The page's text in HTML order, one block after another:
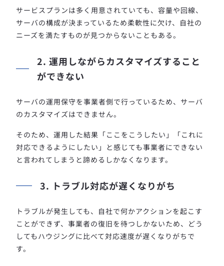
サービスプランは多く用意されていても、容量や回線、
サーバの構成が決まっているため柔軟性に欠け、自社の
ニーズを満たすものが見つからないこともある。
2. 運用しながらカスタマイズすること
ができない
サーバの運用保守を事業者側で行っているため、サーバ
のカスタマイズはできません。
そのため、運用した結果「ここをこうしたい」「これに
対応できるようにしたい」と感じても事業者にできない
と言われてしまうと諦めるしかなくなります。
3. トラブル対応が遅くなりがち
トラブルが発生しても、自社で何かアクションを起こす
ことができず、事業者の復旧を待つしかないため、どう
してもハウジングに比べて対応速度が遅くなりがちで
す。